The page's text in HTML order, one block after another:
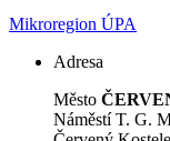
Mikroregion ÚPA
Adresa
Město
Náměstí T. G.